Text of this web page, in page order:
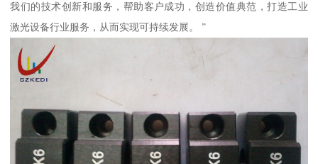
我们的技术创新和服务，帮助客户成功，创造价值典范，打造工业
激光设备行业服务，从而实现可持续发展。 ”